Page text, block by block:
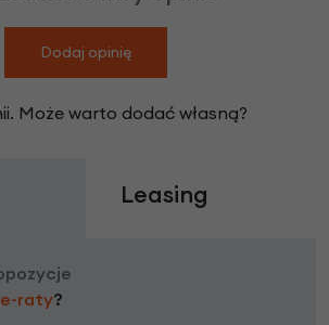
Dodaj opinię
Może warto dodać własną?
Leasing
e-raty?